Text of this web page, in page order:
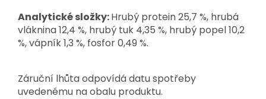
Analytické složky:Hrubý protein 25,7 %, hrubá
vláknina 12,4 %, hrubý tuk 4,35 %, hrubý popel 10,2
%, vápník 1,3 %, fosfor 0,49 %.
Záruční lhůta odpovídá datu spotřeby
uvedenému na obalu produktu.